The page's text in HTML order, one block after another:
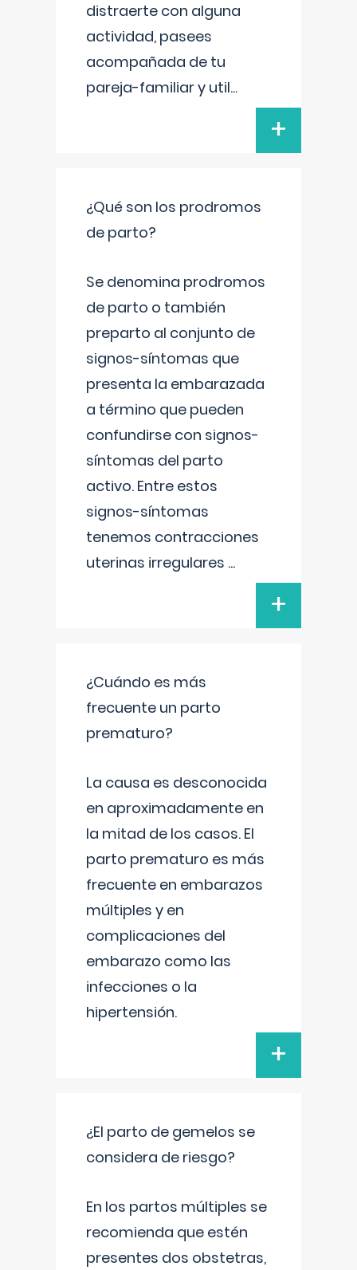
distraerte con alguna
actividad, pasees
acompañada de tu
pareja-familiar y util...
+
¿Qué son los prodromos
de parto?
Se denomina prodromos
de parto o también
preparto al conjunto de
signos-síntomas que
presenta la embarazada
a término que pueden
confundirse con signos-
síntomas del parto
activo. Entre estos
signos-síntomas
tenemos contracciones
uterinas irregulares ...
+
¿Cuándo es más
frecuente un parto
prematuro?
La causa es desconocida
en aproximadamente en
la mitad de los casos. El
parto prematuro es más
frecuente en embarazos
múltiples y en
complicaciones del
embarazo como las
infecciones o la
hipertensión.
+
¿El parto de gemelos se
considera de riesgo?
En los partos múltiples se
recomienda que estén
presentes dos obstetras,